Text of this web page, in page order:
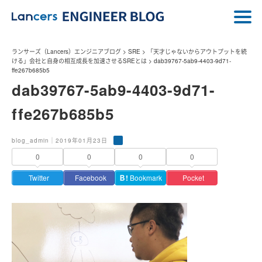
ランサーズ（Lancers）エンジニアブログ > SRE >
「天才じゃないからアウトプットを続
ける」会社と自身の相互成長を加速させるSREとは > dab39767-5ab9-4403-9d71-
ffe267b685b5
dab39767-5ab9-4403-9d71-
ffe267b685b5
blog_admin｜2019年01月23日
0
Twitter
0
Facebook
0
Ｂ! Bookmark
0
Pocket